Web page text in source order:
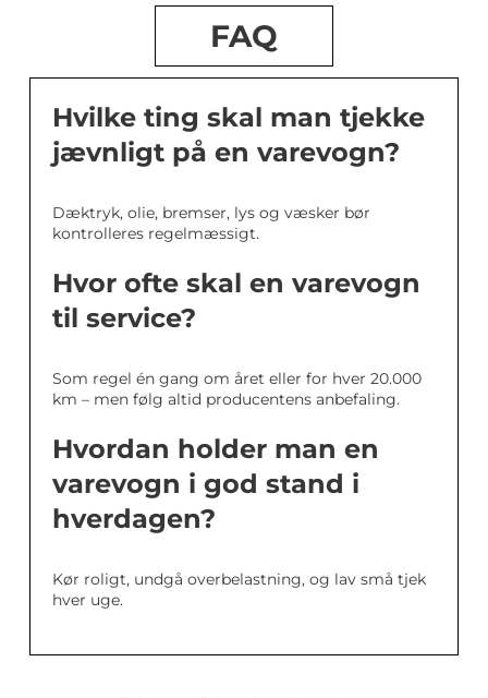
FAQ
Hvilke ting skal man tjekke
jævnligt på en varevogn?
Dæktryk, olie, bremser, lys og væsker bør
kontrolleres regelmæssigt.
Hvor ofte skal en varevogn
til service?
Som regel én gang om året eller for hver 20.000
km – men følg altid producentens anbefaling.
Hvordan holder man en
varevogn i god stand i
hverdagen?
Kør roligt, undgå overbelastning, og lav små tjek
hver uge.